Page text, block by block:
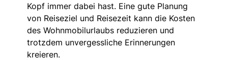
Kopf immer dabei hast. Eine gute Planung
von Reiseziel und Reisezeit kann die Kosten
des Wohnmobilurlaubs reduzieren und
trotzdem unvergessliche Erinnerungen
kreieren.